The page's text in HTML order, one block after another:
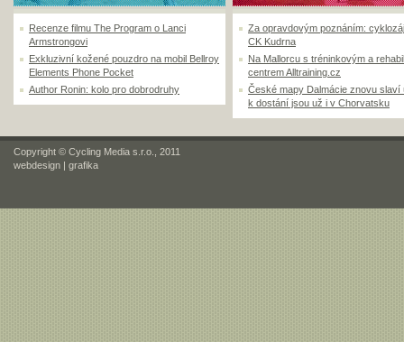
Recenze filmu The Program o Lanci
Armstrongovi
Exkluzivní kožené pouzdro na mobil Bellroy
Elements Phone Pocket
Author Ronin: kolo pro dobrodruhy
Za opravdovým poznáním:
CK Kudrna
Na Mallorcu s tréninkovým a
centrem Alltraining.cz
České mapy Dalmácie znovu slaví
k dostání jsou už i v Chorvatsku
Copyright © Cycling Media s.r.o., 2011
webdesign | grafika